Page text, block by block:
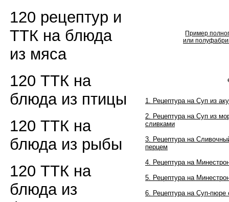
120 рецептур и
ТТК на блюда
из мяса
120 ТТК на
блюда из птицы
120 ТТК на
блюда из рыбы
120 ТТК на
блюда из
Пример
или
1. Рецептура на Суп из
2. Рецептура на Суп из
сливками
3. Рецептура на
перцем
4. Рецептура на
5. Рецептура на
6. Рецептура на Суп-